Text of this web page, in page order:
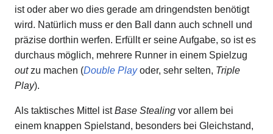
ist oder aber wo dies gerade am dringendsten benötigt
wird. Natürlich muss er den Ball dann auch schnell und
präzise dorthin werfen. Erfüllt er seine Aufgabe, so ist es
durchaus möglich, mehrere Runner in einem Spielzug
outzu machen (Double Playoder, sehr selten, Triple
Play).
Als taktisches Mittel istBase Stealing vor allem bei
einem knappen Spielstand, besonders bei Gleichstand,